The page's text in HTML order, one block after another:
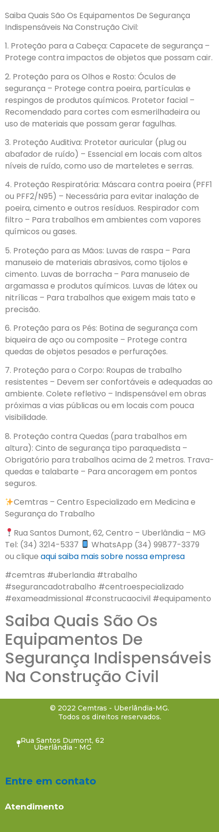
Saiba Quais São Os Equipamentos De Segurança
Indispensáveis Na Construção Civil:
1. Proteção para a Cabeça: Capacete de segurança –
Protege contra impactos de objetos que possam cair.
2. Proteção para os Olhos e Rosto: Óculos de
segurança – Protege contra poeira, partículas e
respingos de produtos químicos. Protetor facial –
Recomendado para cortes com esmerilhadeira ou
uso de materiais que possam gerar fagulhas.
3. Proteção Auditiva: Protetor auricular (plug ou
abafador de ruído) – Essencial em locais com altos
níveis de ruído, como uso de marteletes e serras.
4. Proteção Respiratória: Máscara contra poeira (PFF1
ou PFF2/N95) – Necessária para evitar inalação de
poeira, cimento e outros resíduos. Respirador com
filtro – Para trabalhos em ambientes com vapores
químicos ou gases.
5. Proteção para as Mãos: Luvas de raspa – Para
manuseio de materiais abrasivos, como tijolos e
cimento. Luvas de borracha – Para manuseio de
argamassa e produtos químicos. Luvas de látex ou
nitrílicas – Para trabalhos que exigem mais tato e
precisão.
6. Proteção para os Pés: Botina de segurança com
biqueira de aço ou composite – Protege contra
quedas de objetos pesados e perfurações.
7. Proteção para o Corpo: Roupas de trabalho
resistentes – Devem ser confortáveis e adequadas ao
ambiente. Colete refletivo – Indispensável em obras
próximas a vias públicas ou em locais com pouca
visibilidade.
8. Proteção contra Quedas (para trabalhos em
altura): Cinto de segurança tipo paraquedista –
Obrigatório para trabalhos acima de 2 metros. Trava-
quedas e talabarte – Para ancoragem em pontos
seguros.
Cemtras – Centro Especializado em Medicina e
Segurança do Trabalho
Rua Santos Dumont, 62, Centro – Uberlândia – MG
Tel: (34) 3214-5337
WhatsApp (34) 99877-3379
ou clique aquisaiba mais sobre nossa empresa
#cemtras #uberlandia #trabalho
#segurancadotrabalho #centroespecializado
#exameadmissional #construcaocivil #equipamento
Saiba Quais São Os
Equipamentos De
Segurança Indispensáveis
Na Construção Civil
© 2022 Cemtras - Uberlândia-MG.
Todos os direitos reservados.
Rua Santos Dumont, 62
Uberlândia - MG
Entre em contato
Atendimento